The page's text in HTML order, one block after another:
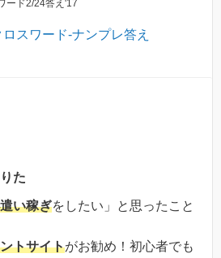
ード2/24答え'17
スワード-ナンプレ答え
た
い稼ぎをしたい」と思ったこと
トサイトがお勧め！初心者でも